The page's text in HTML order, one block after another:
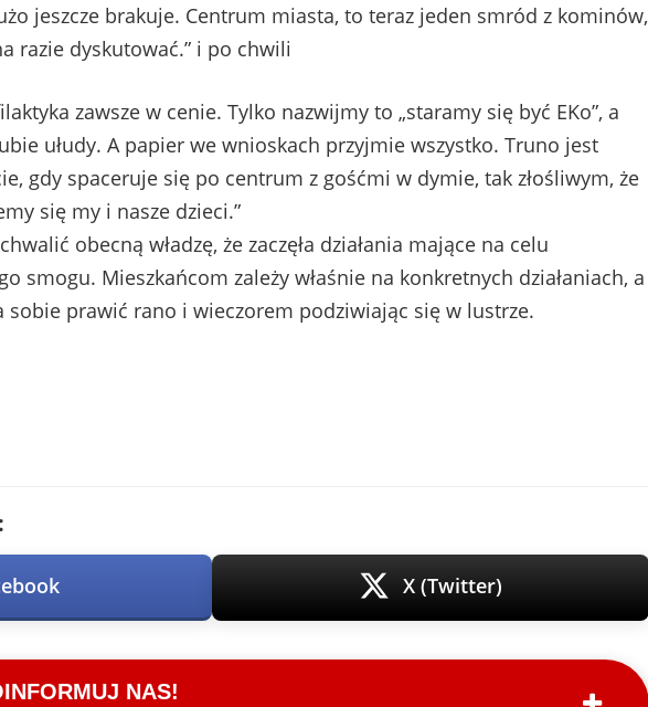
jeszcze brakuje. Centrum miasta, to teraz jeden smród z kominów,
razie dyskutować.” i po chwili
zawsze w cenie. Tylko nazwijmy to „staramy się być EKo”, a
ułudy. A papier we wnioskach przyjmie wszystko. Truno jest
gdy spaceruje się po centrum z gośćmi w dymie, tak złośliwym, że
się my i nasze dzieci.”
obecną władzę, że zaczęła działania mające na celu
smogu. Mieszkańcom zależy właśnie na konkretnych działaniach, a
prawić rano i wieczorem podziwiając się w lustrze.
X (Twitter)
NAS!